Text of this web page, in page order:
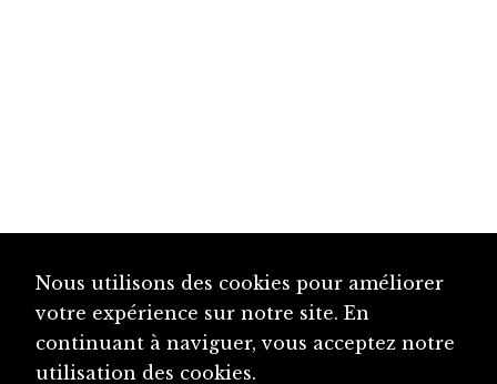
Nous utilisons des cookies pour améliorer
votre expérience sur notre site. En
continuant à naviguer, vous acceptez notre
utilisation des cookies.